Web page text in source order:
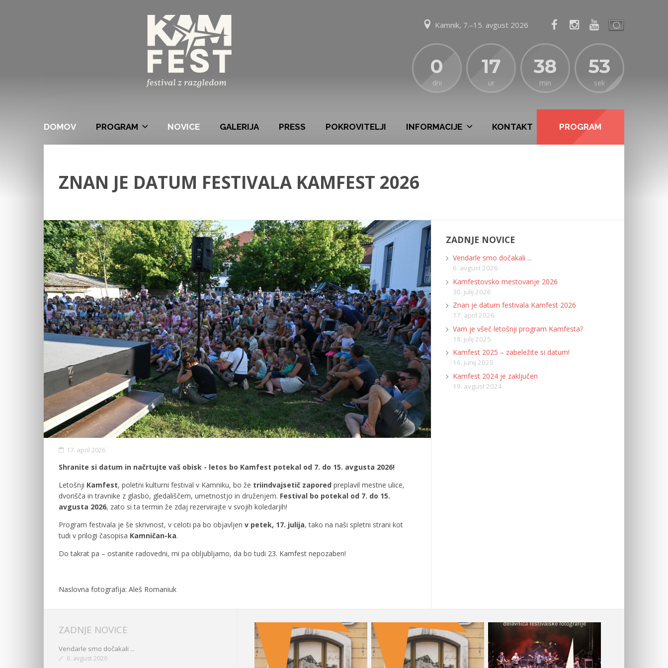
Kamnik, 7.–15. avgust 2026
0
dni
17
ur
38
min
52
sek
PROGRAM
DOMOV PROGRAM NOVICE GALERIJA PRESS POKROVITELJI INFORMACIJE KONTAKT
ZNAN JE DATUM FESTIVALA KAMFEST 2026
17. april 2026
Shranite si datum in načrtujte vaš obisk - letos bo Kamfest potekal od 7. do 15. avgusta 2026!
Letošnji Kamfest, poletni kulturni festival v Kamniku, bo že triindvajsetič zapored preplavil mestne ulice,
dvorišča in travnike z glasbo, gledališčem, umetnostjo in druženjem. Festival bo potekal od 7. do 15.
avgusta 2026, zato si ta termin že zdaj rezervirajte v svojih koledarjih!
Program festivala je še skrivnost, v celoti pa bo objavljen v petek, 17. julija, tako na naši spletni strani kot
tudi v prilogi časopisa Kamničan-ka.
Do takrat pa – ostanite radovedni, mi pa obljubljamo, da bo tudi 23. Kamfest nepozaben!
Naslovna fotografija: Aleš Romaniuk
ZADNJE NOVICE
Vendarle smo dočakali ...
6. avgust 2026
Kamfestovsko mestovanje 2026
30. julij 2026
Znan je datum festivala Kamfest 2026
17. april 2026
Vam je všeč letošnji program Kamfesta?
18. julij 2025
Kamfest 2025 – zabeležite si datum!
16. junij 2025
Kamfest 2024 je zaključen
19. avgust 2024
ZADNJE NOVICE
Vendarle smo dočakali ...
6. avgust 2026